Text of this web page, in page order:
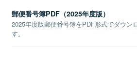
郵便番号簿PDF（2025年度版）
2025年度版郵便番号簿をPDF形式でダウン
す。